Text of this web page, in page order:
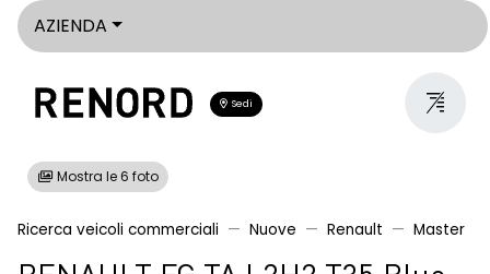
AZIENDA
Sedi
Mostra le 6 foto
Ricerca veicoli commerciali Nuove Renault Master